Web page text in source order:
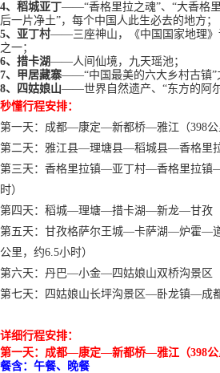
4、 稻城亚丁——“香格里拉之魂”、“大香格
后一片净土”，每个中国人此生必去的地方；
5、 亚丁村——三座神山，
《中国国家地理
之一；
6、措卡湖——人间仙境，九天瑶池；
7、甲居藏寨——“中国最美的六大乡村古镇”
8、四姑娘山——世界自然遗产、 “东方的阿
秒懂行程安排：
第一天：成都—康定—新都桥—雅江（398
第二天：雅江县—理塘县—稻城县—香格里
第三天：香格里拉镇—亚丁村—香格里拉镇
时）
第四天：稻城—理塘—措卡湖—新龙—甘孜
第五天：甘孜格萨尔王城—卡萨湖—炉霍—
公里，约6.5小时）
第六天：丹巴—小金—四姑娘山双桥沟景区
第七天：四姑娘山长坪沟景区—卧龙镇—成
详细行程安排：
第一天： 成都—康定—新都桥—雅江（398
餐含： 午餐、晚餐